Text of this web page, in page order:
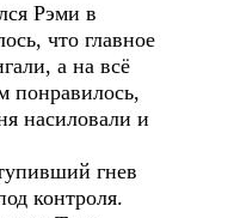
Рэми в
что главное
а на всё
понравилось,
насиловали и
гнев
контроля.